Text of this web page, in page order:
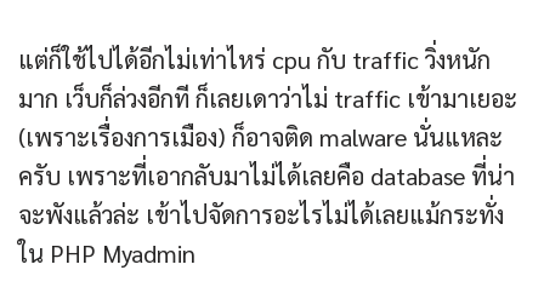
แต่ก็ใช้ไปได้อีกไม่เท่าไหร่ cpu กับ traffic วิ่งหนัก
มาก เว็บก็ล่วงอีกที ก็เลยเดาว่าไม่ traffic เข้ามาเยอะ
(เพราะเรื่องการเมือง) ก็อาจติด malware นั่นแหละ
ครับ เพราะที่เอากลับมาไม่ได้เลยคือ database ที่น่า
จะพังแล้วล่ะ เข้าไปจัดการอะไรไม่ได้เลยแม้กระทั่ง
ใน PHP Myadmin